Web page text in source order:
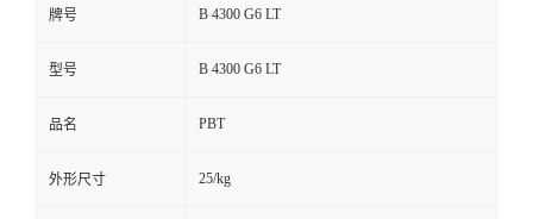
牌号 B 4300 G6 LT
型号 B 4300 G6 LT
品名 PBT
外形尺寸 25/kg